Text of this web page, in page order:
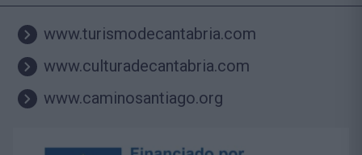
www.turismodecantabria.com
www.culturadecantabria.com
www.caminosantiago.org